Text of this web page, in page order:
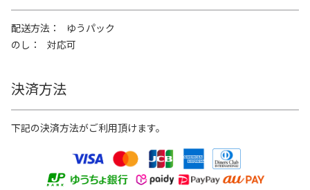
配送方法
ゆうパック
のし
対応可
決済方法
下記の決済方法がご利用頂けます。